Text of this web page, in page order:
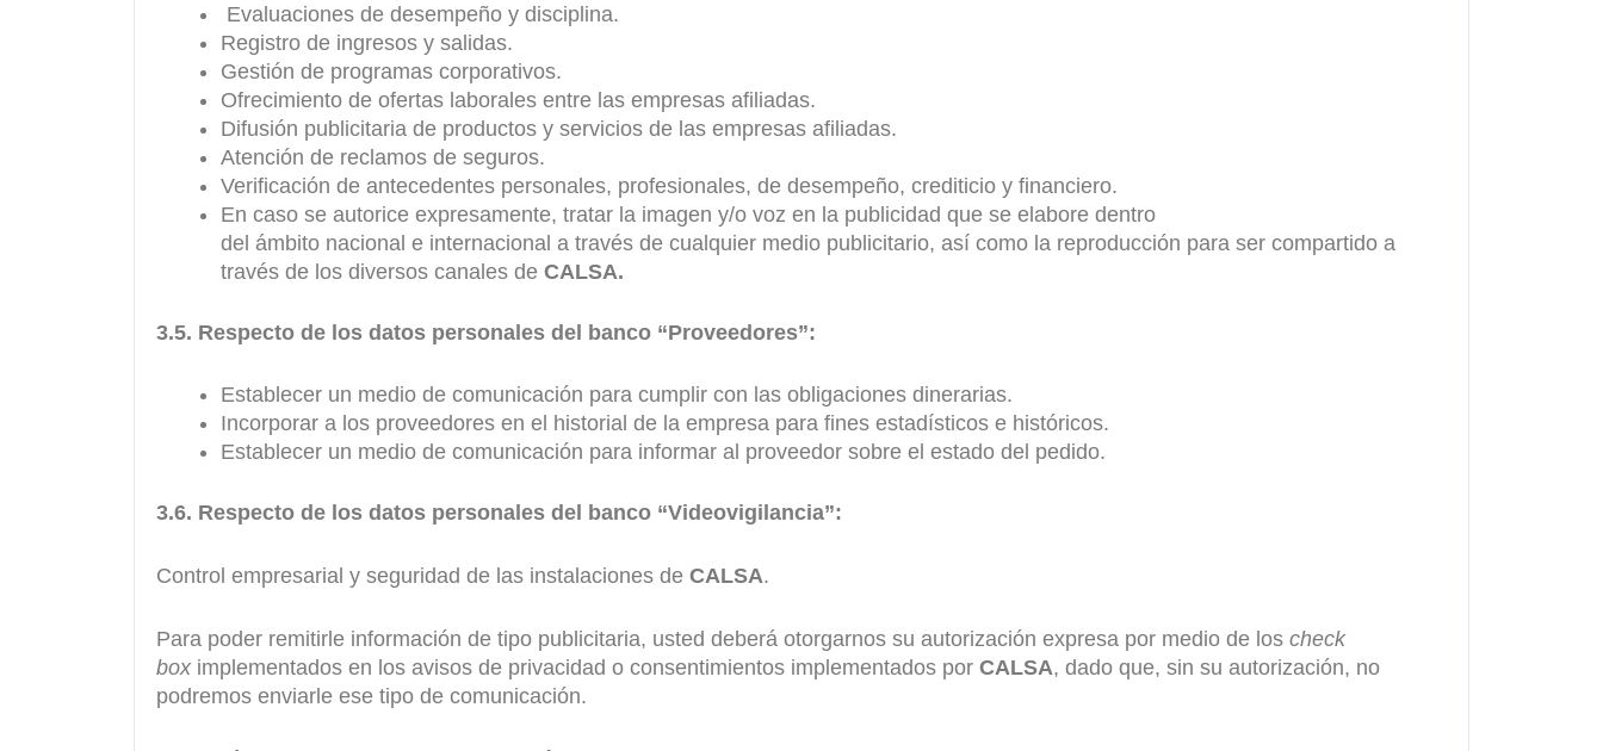
Evaluaciones de desempeño y disciplina.
Registro de ingresos y salidas.
Gestión de programas corporativos.
Ofrecimiento de ofertas laborales entre las empresas afiliadas.
Difusión publicitaria de productos y servicios de las empresas afiliadas.
Atención de reclamos de seguros.
Verificación de antecedentes personales, profesionales, de desempeño, crediticio y financiero.
En caso se autorice expresamente, tratar la imagen y/o voz en la publicidad que se elabore dentro
del ámbito nacional e internacional a través de cualquier medio publicitario, así como la reproducción para ser compartido a
través de los diversos canales de CALSA.
3.5. Respecto de los datos personales del banco “Proveedores”:
Establecer un medio de comunicación para cumplir con las obligaciones dinerarias.
Incorporar a los proveedores en el historial de la empresa para fines estadísticos e históricos.
Establecer un medio de comunicación para informar al proveedor sobre el estado del pedido.
3.6. Respecto de los datos personales del banco “Videovigilancia”:
Control empresarial y seguridad de las instalaciones de CALSA.
Para poder remitirle información de tipo publicitaria, usted deberá otorgarnos su autorización expresa por medio de los check
box implementados en los avisos de privacidad o consentimientos implementados por CALSA, dado que, sin su autorización, no
podremos enviarle ese tipo de comunicación.